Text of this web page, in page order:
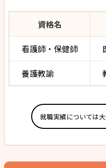
資格名
看護師・保健師
養護教諭
就職実績については